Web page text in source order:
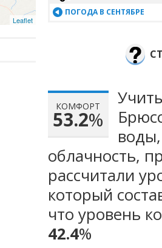
Leaflet
ПОГОДА В СЕНТЯБРЕ
КОМФОРТ
53.2%
облачность,
рассчитали
который
что уровень
42.4%